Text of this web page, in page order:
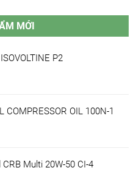
MỚI
P2
COMPRESSOR OIL 100N-1
Multi 20W-50 CI-4